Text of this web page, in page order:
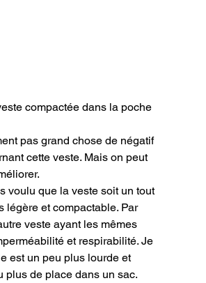
compactée dans la poche
pas grand chose de négatif
cette veste. Mais on peut
voulu que la veste soit un tout
légère et compactable. Par
veste ayant les mêmes
et respirabilité. Je
est un peu plus lourde et
plus de place dans un sac.